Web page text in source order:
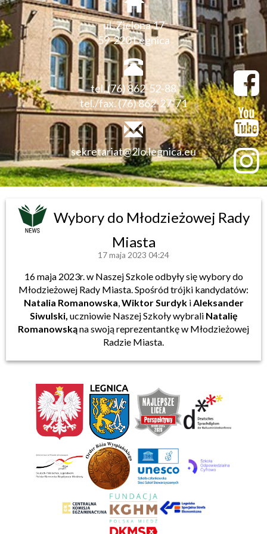
ul. Zielona 17
59-220 Legnica
tel. (76) 862-52-88
tel./fax. (76) 862-27-71
sekretariat@2lo.legnica.eu
Wybory do Młodzieżowej Rady
Miasta
17 maja 2023 04:24
16 maja 2023r. w Naszej Szkole odbyły się wybory do
Młodzieżowej Rady Miasta. Spośród trójki kandydatów:
Natalia Romanowska,Wiktor SurdykiAleksander
Siwulski, uczniowie Naszej Szkoły wybrali Natalię
Romanowskąna swoją reprezentantkę w Młodzieżowej
Radzie Miasta.